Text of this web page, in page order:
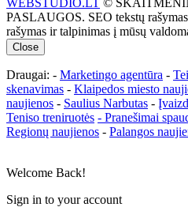
WEBSTUDIO.LT ©
PASLAUGOS. SEO tekstų
rašymas ir talpinimas į mūsų
Close
Draugai: - Marketingo agentūra -
skenavimas - Klaipedos miesto
naujienos - Saulius Narbutas -
Teniso treniruotės - Pranešimai
Regionų naujienos - Palangos
Welcome Back!
Sign in to your account